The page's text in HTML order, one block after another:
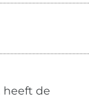
heeft de